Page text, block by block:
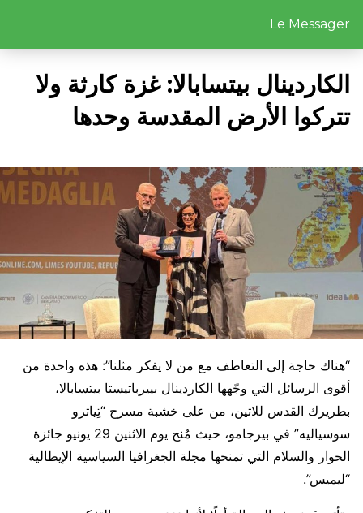
Le Messager
الكاردينال بيتسابالا: غزة كارثة ولا
تتركوا الأرض المقدسة وحدها
“هناك حاجة إلى التعاطف مع من لا يفكر مثلنا”: هذه واحدة من
أقوى الرسائل التي وجّهها الكاردينال بييرباتيستا بيتسابالا،
بطريرك القدس للاتين، من على خشبة مسرح “تِياترو
سوسياليه” في بيرجامو، حيث مُنح يوم الاثنين 29 يونيو جائزة
الحوار والسلام التي تمنحها مجلة الجغرافيا السياسية الإيطالية
“ليميس”.